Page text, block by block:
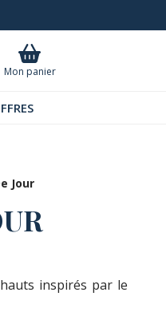
Mon panier
Jour
inspirés par le